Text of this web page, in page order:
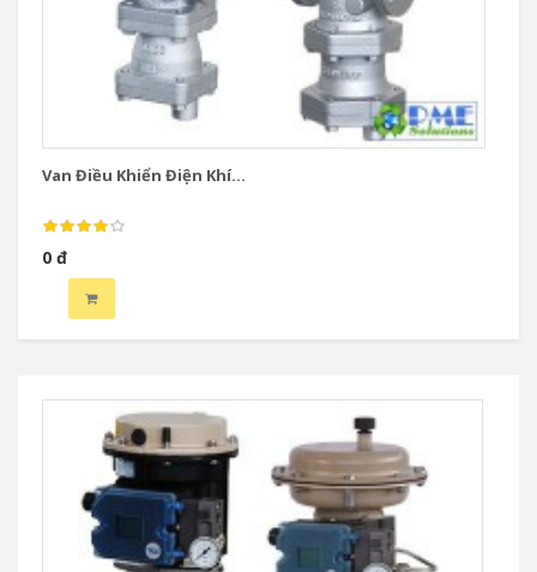
Van Điều Khiển Điện Khí...
0 đ